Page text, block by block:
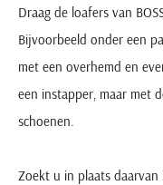
Draag de loafers van
Bijvoorbeeld onder een
met een overhemd en
een instapper, maar met
schoenen.
Zoekt u in plaats daarvan